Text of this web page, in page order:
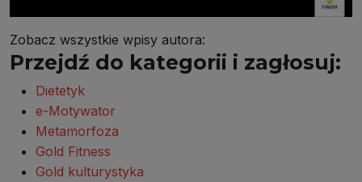
Zobacz wszystkie wpisy autora:
Przejdź do kategorii i zagłosuj:
Dietetyk
e-Motywator
Metamorfoza
Gold Fitness
Gold kulturystyka